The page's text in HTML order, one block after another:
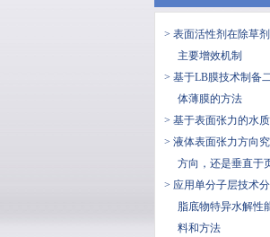
> 表面活性剂在除草
主要增效机制
> 基于LB膜技术制备
体薄膜的方法
> 基于表面张力的水
> 液体表面张力方向
方向，还是垂直于
> 应用单分子层技术
脂底物特异水解性能
料和方法